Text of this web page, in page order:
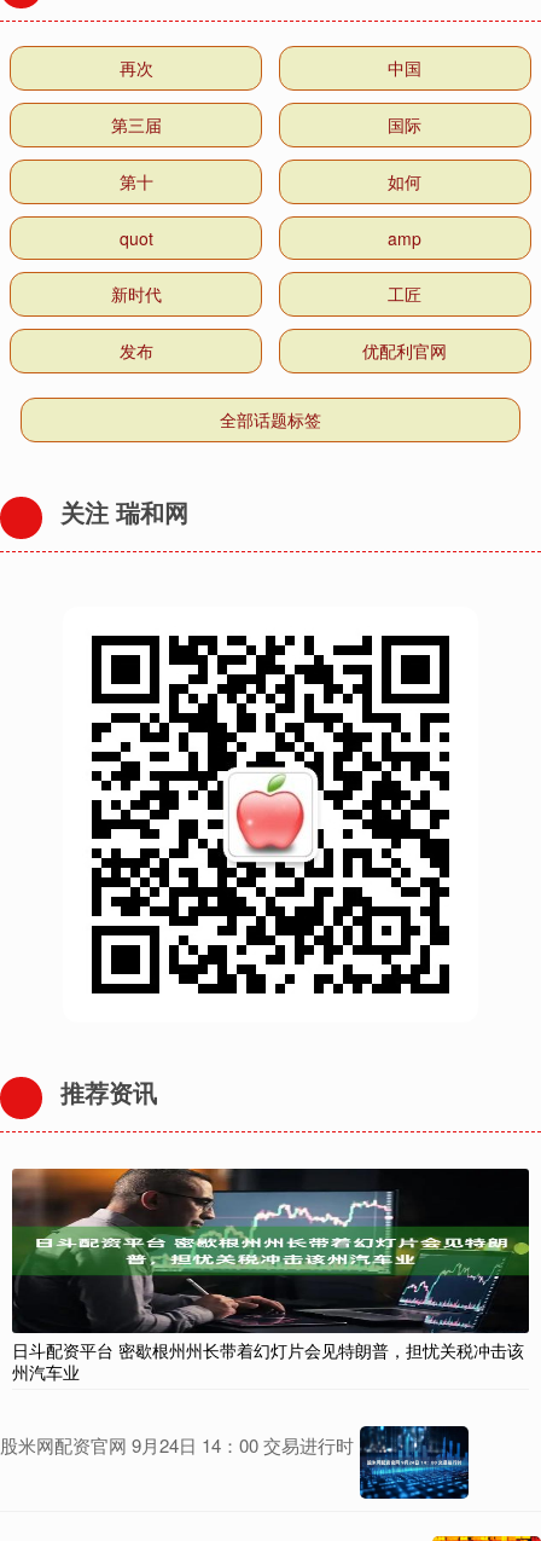
再次 中国
第三届 国际
第十 如何
quot amp
新时代 工匠
发布 优配利官网
全部话题标签
关注 瑞和网
推荐资讯
日斗配资平台 密歇根州州长带着幻灯片会见特朗普，担忧关税冲击该
州汽车业
股米网配资官网 9月24日 14：00 交易进行时